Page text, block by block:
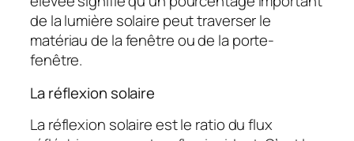
de la lumière solaire peut traverser le
matériau de la fenêtre ou de la porte-
fenêtre.
La réflexion solaire
La réflexion solaire est le ratio du flux